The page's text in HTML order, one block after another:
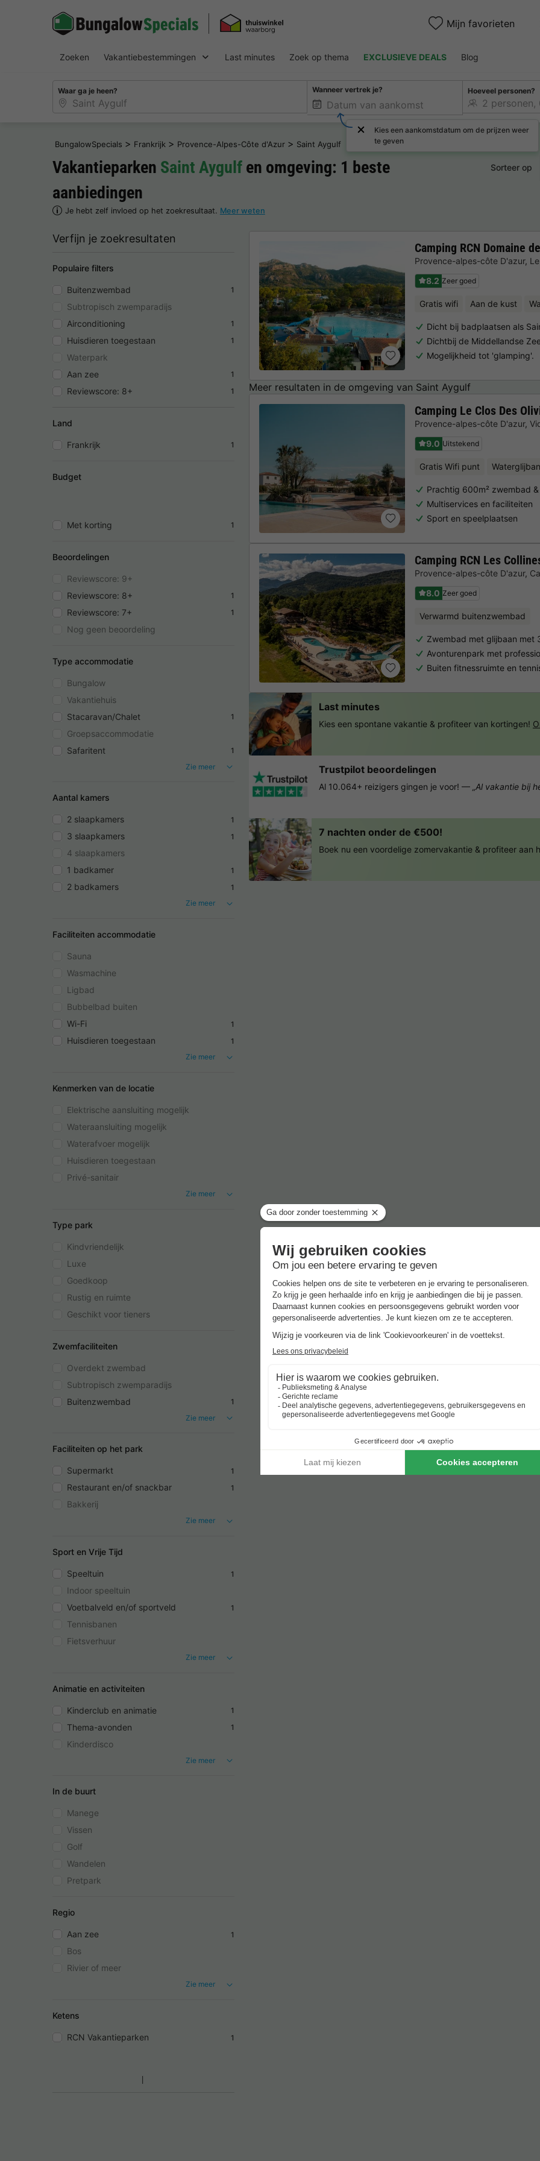
Mijn favorieten
Zoeken Vakantiebestemmingen Last minutes Zoek op thema EXCLUSIEVE DEALS Blog
Waar ga je heen? Wanneer vertrek je?
Kies een aankomstdatum om de prijzen weer
te geven
Hoeveel personen?
BungalowSpecials > Frankrijk > Provence-Alpes-Côte d'Azur > Saint Aygulf
Vakantieparken Saint Aygulf en omgeving: 1 beste
aanbiedingen
Je hebt zelf invloed op het zoekresultaat. Meer weten
Sorteer op
Verfijn je zoekresultaten
Populaire filters
Buitenzwembad 1
Subtropisch zwemparadijs
Airconditioning
1
Huisdieren toegestaan 1
Waterpark
Aan zee
1
Reviewscore: 8+ 1
Land
Frankrijk 1
Budget
Met korting 1
Beoordelingen
Reviewscore: 9+
Reviewscore: 8+
1
Reviewscore: 7+ 1
Nog geen beoordeling
Type accommodatie
Bungalow
Vakantiehuis
Stacaravan/Chalet
1
Groepsaccommodatie
Safaritent
1
Zie meer
Aantal kamers
2 slaapkamers 1
3 slaapkamers 1
4 slaapkamers
1 badkamer
1
2 badkamers
1
Zie meer
Faciliteiten accommodatie
Sauna
Wasmachine
Ligbad
Bubbelbad buiten
Wi-Fi
1
Huisdieren toegestaan
1
Zie meer
Kenmerken van de locatie
Elektrische aansluiting mogelijk
Wateraansluiting mogelijk
Waterafvoer mogelijk
Huisdieren toegestaan
Privé-sanitair
Zie meer
Type park
Kindvriendelijk
Luxe
Goedkoop
Rustig en ruimte
Geschikt voor tieners
Zwemfaciliteiten
Overdekt zwembad
Subtropisch zwemparadijs
Buitenzwembad
1
Zie meer
Faciliteiten op het park
Supermarkt 1
Restaurant en/of snackbar 1
Bakkerij
Zie meer
Sport en Vrije Tijd
Speeltuin 1
Indoor speeltuin
Voetbalveld en/of sportveld
1
Tennisbanen
Fietsverhuur
Zie meer
Animatie en activiteiten
Kinderclub en animatie 1
Thema-avonden 1
Kinderdisco
Zie meer
In de buurt
Manege
Vissen
Golf
Wandelen
Pretpark
Regio
Aan zee 1
Bos
Rivier of meer
Zie meer
Ketens
RCN Vakantieparken 1
Camping RCN Domaine
Provence-alpes-côte D'azur,
8.2 Zeer goed
Gratis wifi Aan de kust
Dicht bij badplaatsen als
Dichtbij de Middellandse
Mogelijkheid tot 'glamping'.
Meer resultaten in de omgeving van Saint Aygulf
Camping Le Clos Des
Provence-alpes-côte D'azur,
9.0 Uitstekend
Gratis Wifi punt
Prachtig 600m² zwembad
Multiservices en faciliteiten
Sport en speelplaatsen
Camping RCN Les
Provence-alpes-côte D'azur,
8.0 Zeer goed
Verwarmd buitenzwembad
Zwembad met glijbaan met
Avonturenpark met
Buiten fitnessruimte en
Last minutes
Kies een spontane vakantie & profiteer van kortingen!
Trustpilot beoordelingen
Al 10.064+ reizigers gingen je voor! — „Al vakantie bij
7 nachten onder de €500!
Boek nu een voordelige zomervakantie & profiteer aan